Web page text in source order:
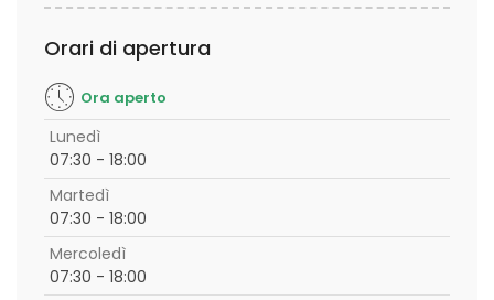
Orari di apertura
Ora aperto
Lunedì
07:30 - 18:00
Martedì
07:30 - 18:00
Mercoledì
07:30 - 18:00